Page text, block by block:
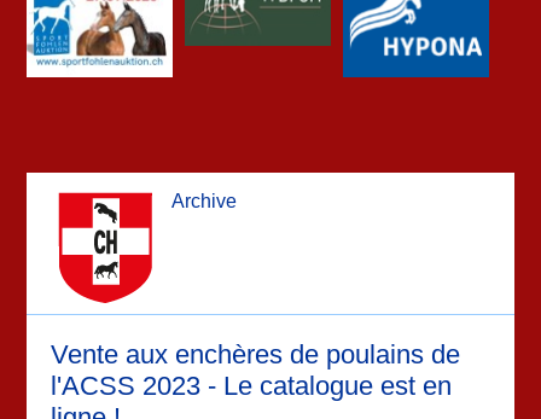
Archive
Vente aux enchères de poulains de
l'ACSS 2023 - Le catalogue est en